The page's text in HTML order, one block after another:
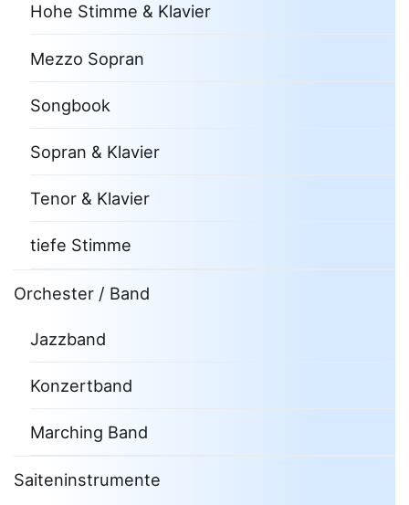
Hohe Stimme & Klavier
Mezzo Sopran
Songbook
Sopran & Klavier
Tenor & Klavier
tiefe Stimme
Orchester / Band
Jazzband
Konzertband
Marching Band
Saiteninstrumente